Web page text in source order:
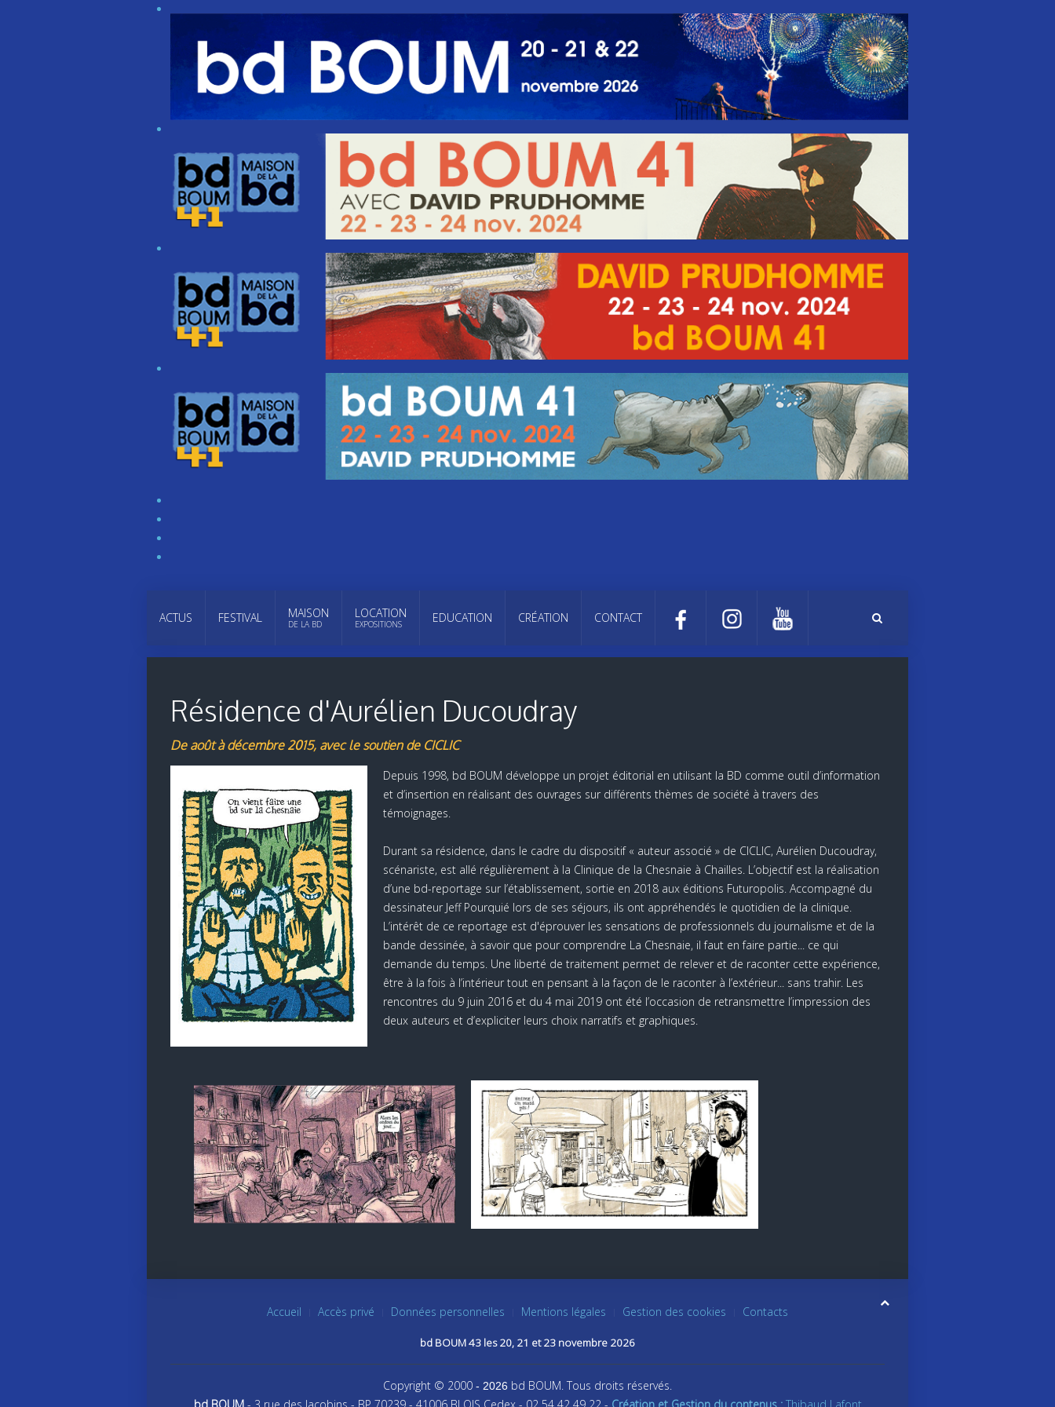
ACTUS FESTIVAL MAISON
DE LA BD
LOCATION
EXPOSITIONS EDUCATION CRÉATION CONTACT
Résidence d'Aurélien Ducoudray
De août à décembre 2015, avec le soutien de CICLIC
Depuis 1998, bd BOUM développe un projet éditorial en utilisant la BD comme outil d’information
et d’insertion en réalisant des ouvrages sur différents thèmes de société à travers des
témoignages.
Durant sa résidence, dans le cadre du dispositif « auteur associé » de CICLIC, Aurélien Ducoudray,
scénariste, est allé régulièrement à la Clinique de la Chesnaie à Chailles. L’objectif est la réalisation
d’une bd-reportage sur l’établissement, sortie en 2018 aux éditions Futuropolis. Accompagné du
dessinateur Jeff Pourquié lors de ses séjours, ils ont appréhendés le quotidien de la clinique.
L’intérêt de ce reportage est d'éprouver les sensations de professionnels du journalisme et de la
bande dessinée, à savoir que pour comprendre La Chesnaie, il faut en faire partie... ce qui
demande du temps. Une liberté de traitement permet de relever et de raconter cette expérience,
être à la fois à l’intérieur tout en pensant à la façon de le raconter à l’extérieur... sans trahir. Les
rencontres du 9 juin 2016 et du 4 mai 2019 ont été l’occasion de retransmettre l’impression des
deux auteurs et d’expliciter leurs choix narratifs et graphiques.
Accueil Accès privé Données personnelles Mentions légales Gestion des cookies Contacts
bd BOUM 43 les 20, 21 et 23 novembre 2026
Copyright © 2000 - 2026 bd BOUM. Tous droits réservés.
bd BOUM- 3 rue des Jacobins - BP 70239 - 41006 BLOIS Cedex - 02 54 42 49 22 - Création et Gestion du contenus :Thibaud Lafont